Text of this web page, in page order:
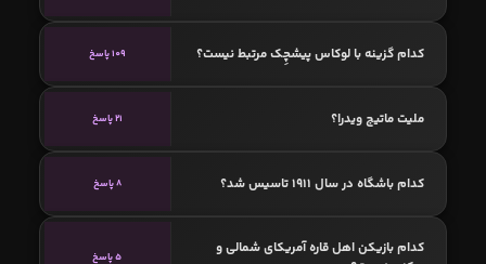
کدام گزینه با لوکاس پیشچِک مرتبط نیست؟ 109 پاسخ
ملیت ماتیج ویدرا؟ 21 پاسخ
کدام باشگاه در سال 1911 تاسیس شد؟ 8 پاسخ
کدام بازیکن اهل قاره آمریکای شمالی و
5 پاسخ